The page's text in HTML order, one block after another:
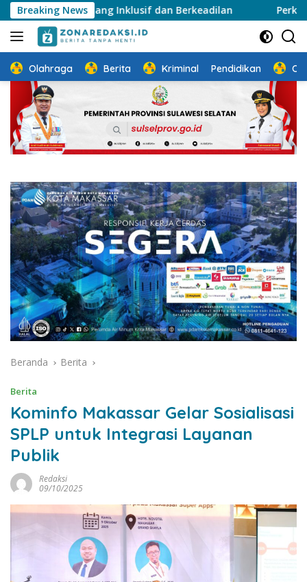
Langsung
ke
konten
Breaking News
yang Inklusif dan Berkeadilan Perkuat Ketahanan
Olahraga Berita Kriminal Pendidikan
Beranda Berita
Berita
Kominfo Makassar Gelar Sosialisasi
SPLP untuk Integrasi Layanan
Publik
Redaksi
09/10/2025